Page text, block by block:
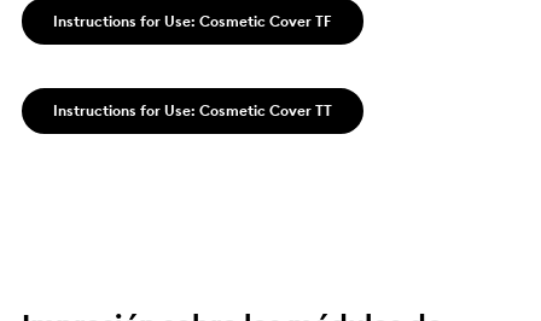
Instructions for Use: Cosmetic Cover TF
Instructions for Use: Cosmetic Cover TT